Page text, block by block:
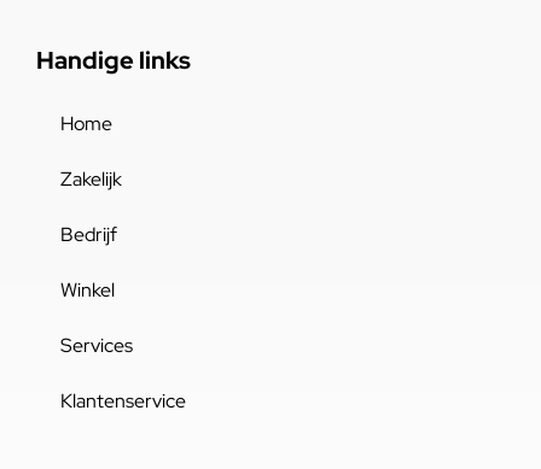
Handige links
Home
Zakelijk
Bedrijf
Winkel
Services
Klantenservice